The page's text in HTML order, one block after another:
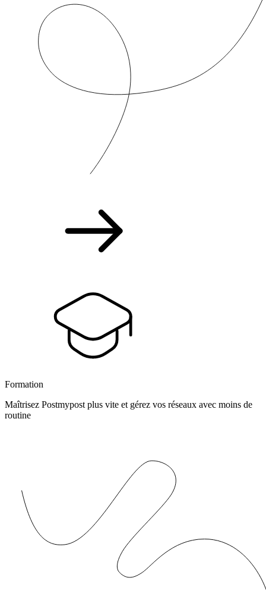
Formation
Maîtrisez Postmypost plus vite et gérez vos réseaux avec moins de
routine